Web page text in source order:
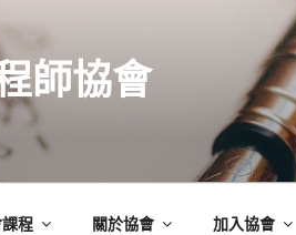
師協會
程 關於協會 加入協會